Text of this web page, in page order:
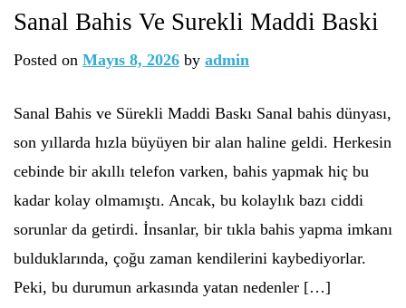
Sanal Bahis Ve Surekli Maddi Baski
Posted on Mayıs 8, 2026 by admin
Sanal Bahis ve Sürekli Maddi Baskı Sanal bahis dünyası,
son yıllarda hızla büyüyen bir alan haline geldi. Herkesin
cebinde bir akıllı telefon varken, bahis yapmak hiç bu
kadar kolay olmamıştı. Ancak, bu kolaylık bazı ciddi
sorunlar da getirdi. İnsanlar, bir tıkla bahis yapma imkanı
bulduklarında, çoğu zaman kendilerini kaybediyorlar.
Peki, bu durumun arkasında yatan nedenler […]